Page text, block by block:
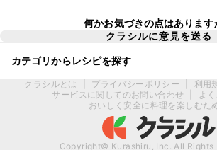
何かお気づきの点はあります
クラシルに意見を送る
カテゴリからレシピを探す
クラシルとは プライバシーポリシー 利用
サービスに関してのお問い合わせ
よ
おいしく安全に料理を楽しむた
Copyright© Kurashiru, Inc. All Rights